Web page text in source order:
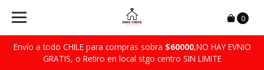
Envío a todo CHILE para compras sobra $60000,NO HAY EVNIO
GRATIS, o Retiro en local stgo centro SIN LIMITE
0